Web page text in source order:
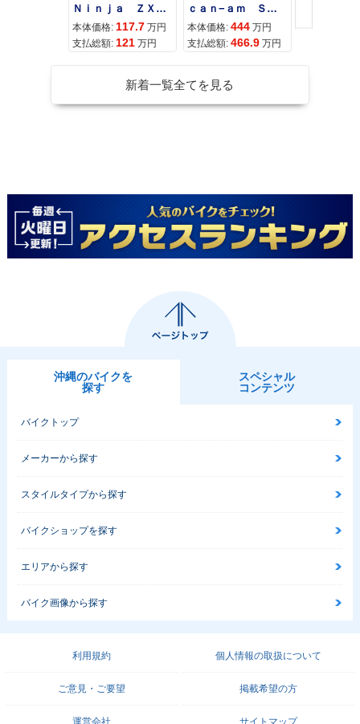
Ｎｉｎｊａ ＺＸ−４Ｒ ＳＥ
本体価格: 117.7 万円
支払総額: 121 万円
ｃａｎ−ａｍ ＳＰＹＤＥＲ ＲＴ ＬＩＭＩＴＥＤ
本体価格: 444 万円
支払総額: 466.9 万円
本体価格:
新着一覧全てを見る
沖縄のバイクを
探す
スペシャル
コンテンツ
バイクトップ
メーカーから探す
スタイルタイプから探す
バイクショップを探す
エリアから探す
バイク画像から探す
利用規約 個人情報の取扱について
ご意見・ご要望 掲載希望の方